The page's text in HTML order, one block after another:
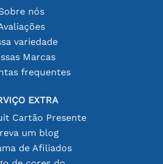
nós
variedade
Marcas
frequentes
EXTRA
Cartão Presente
um blog
de Afiliados